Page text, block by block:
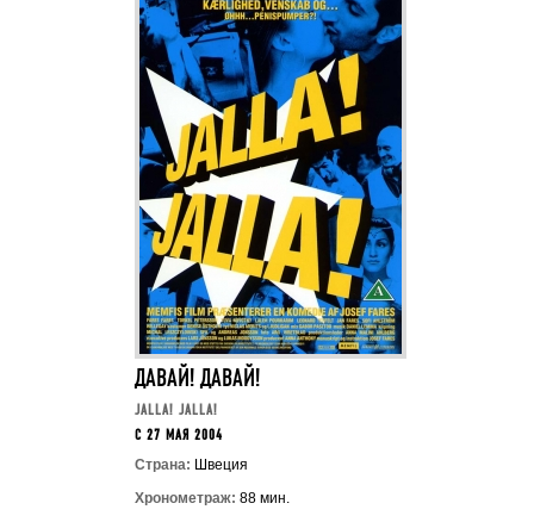
ДАВАЙ! ДАВАЙ!
JALLA! JALLA!
C 27 МАЯ 2004
Страна: Швеция
Хронометраж: 88 мин.